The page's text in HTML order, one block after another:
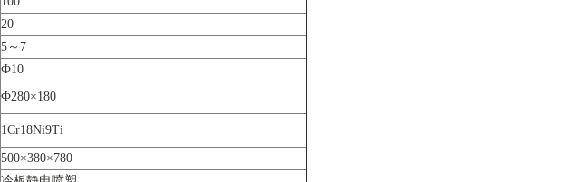
20
5～7
Ф10
Ф280×180
1Cr18Ni9Ti
500×380×780